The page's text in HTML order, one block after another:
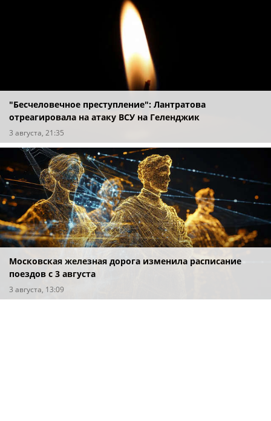
"Бесчеловечное преступление": Лантратова
отреагировала на атаку ВСУ на Геленджик
3 августа, 21:35
Московская железная дорога изменила расписание
поездов с 3 августа
3 августа, 13:09